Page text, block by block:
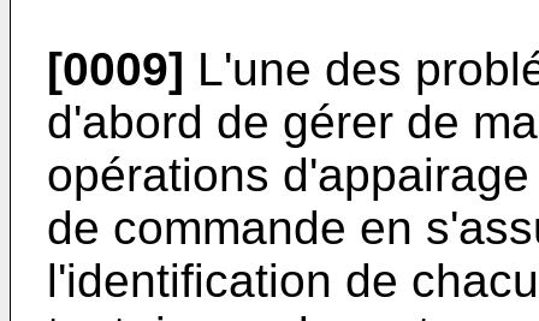
[0009] L'une des
d'abord de gérer de
opérations
de commande en
l'identification de